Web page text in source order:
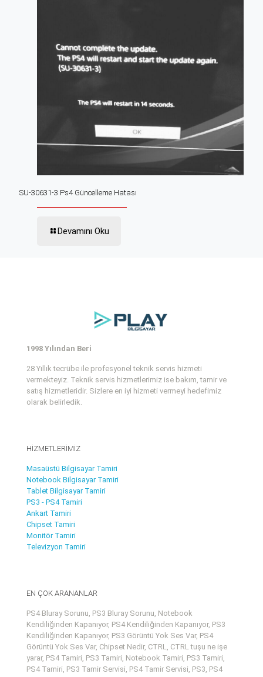
SU-30631-3 Ps4 Güncelleme Hatası
Devamını Oku
1998 Yılından Beri
28 Yıllık tecrübe ile profesyonel teknik servis hizmeti
vermekteyiz. Teknik servis hizmetlerimiz ise bakım, tamir ve
satış hizmetleridir. Sizlere en iyi hizmeti vermeyi hedefimiz
olarak belirledik.
HİZMETLERİMİZ
Masaüstü Bilgisayar Tamiri
Notebook Bilgisayar Tamiri
Tablet Bilgisayar Tamiri
PS3 - PS4 Tamiri
Ankart Tamiri
Chipset Tamiri
Monitör Tamiri
Televizyon Tamiri
EN ÇOK ARANANLAR
PS4 Bluray Sorunu, PS3 Bluray Sorunu, Notebook
Kendiliğinden Kapanıyor, PS4 Kendiliğinden Kapanıyor, PS3
Kendiliğinden Kapanıyor, PS3 Görüntü Yok Ses Var, PS4
Görüntü Yok Ses Var, Chipset Nedir, CTRL, CTRL tuşu ne işe
yarar, PS4 Tamiri, PS3 Tamiri, Notebook Tamiri, PS3 Tamiri,
PS4 Tamiri, PS3 Tamir Servisi, PS4 Tamir Servisi, PS3, PS4